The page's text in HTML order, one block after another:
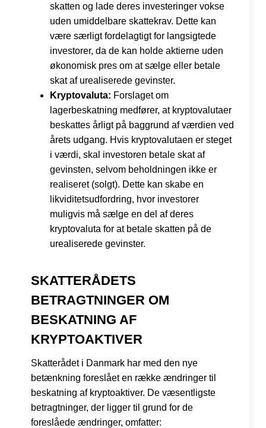
skatten og lade deres investeringer vokse
uden umiddelbare skattekrav. Dette kan
være særligt fordelagtigt for langsigtede
investorer, da de kan holde aktierne uden
økonomisk pres om at sælge eller betale
skat af urealiserede gevinster.
Kryptovaluta: Forslaget om
lagerbeskatning medfører, at kryptovalutaer
beskattes årligt på baggrund af værdien ved
årets udgang. Hvis kryptovalutaen er steget
i værdi, skal investoren betale skat af
gevinsten, selvom beholdningen ikke er
realiseret (solgt). Dette kan skabe en
likviditetsudfordring, hvor investorer
muligvis må sælge en del af deres
kryptovaluta for at betale skatten på de
urealiserede gevinster.
SKATTERÅDETS
BETRAGTNINGER OM
BESKATNING AF
KRYPTOAKTIVER
Skatterådet i Danmark har med den nye
betænkning foreslået en række ændringer til
beskatning af kryptoaktiver. De væsentligste
betragtninger, der ligger til grund for de
foreslåede ændringer, omfatter: